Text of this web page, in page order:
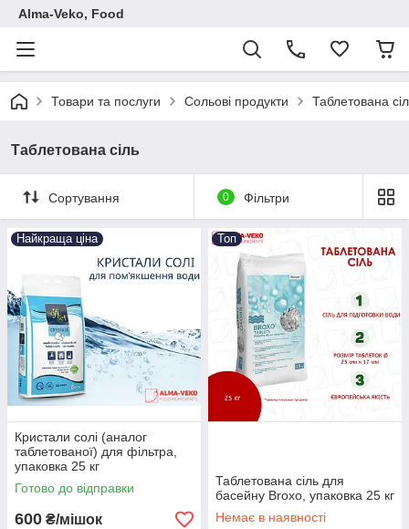
Аlma-Veko, Food
Товари та послуги Сольові продукти Таблетована
Таблетована сіль
Сортування 0 Фільтри
Найкраща ціна
Кристали солі (аналог
таблетованої) для фільтра,
упаковка 25 кг
Готово до відправки
600 ₴/мішок
Топ
Таблетована сіль для
басейну Broxo, упаковка 25 кг
Немає в наявності